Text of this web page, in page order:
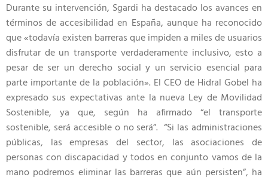
Durante su intervención, Sgardi ha destacado los avances en
términos de accesibilidad en España, aunque ha reconocido
que «todavía existen barreras que impiden a miles de usuarios
disfrutar de un transporte verdaderamente inclusivo, esto a
pesar de ser un derecho social y un servicio esencial para
parte importante de la población». El CEO de Hidral Gobel ha
expresado sus expectativas ante la nueva Ley de Movilidad
Sostenible, ya que, según ha afirmado “el transporte
sostenible, será accesible o no será”. “Si las administraciones
públicas, las empresas del sector, las asociaciones de
personas con discapacidad y todos en conjunto vamos de la
mano podremos eliminar las barreras que aún persisten”, ha